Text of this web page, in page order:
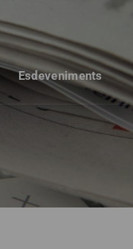
Esdeveniments